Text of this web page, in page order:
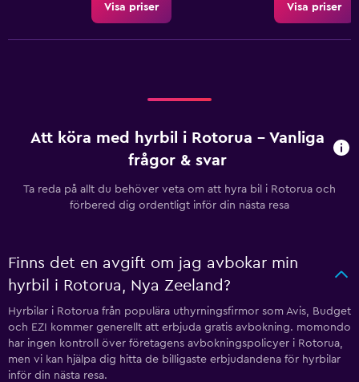
Visa priser Visa priser
Att köra med hyrbil i Rotorua – Vanliga
frågor & svar
Ta reda på allt du behöver veta om att hyra bil i Rotorua och
förbered dig ordentligt inför din nästa resa
Finns det en avgift om jag avbokar min
hyrbil i Rotorua, Nya Zeeland?
Hyrbilar i Rotorua från populära uthyrningsfirmor som Avis, Budget
och EZI kommer generellt att erbjuda gratis avbokning. momondo
har ingen kontroll över företagens avbokningspolicyer i Rotorua,
men vi kan hjälpa dig hitta de billigaste erbjudandena för hyrbilar
inför din nästa resa.